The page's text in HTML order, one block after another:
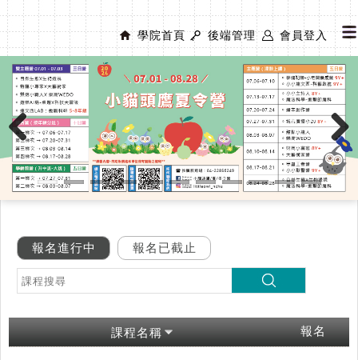
學院首頁 後端管理 會員登入
Previous Next
報名進行中 報名已截止
課程名稱 報名